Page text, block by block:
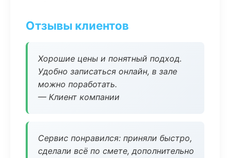
Отзывы клиентов
Хорошие цены и понятный подход.
Удобно записаться онлайн, в зале
можно поработать.
— Клиент компании
Сервис понравился: приняли быстро,
сделали всё по смете, дополнительно